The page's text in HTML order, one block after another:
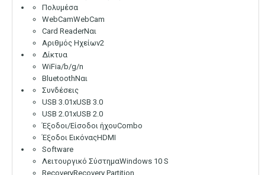
Πολυμέσα
WebCamWebCam
Card ReaderΝαι
Αριθμός Ηχείων2
Δίκτυα
WiFia/b/g/n
BluetoothΝαι
Συνδέσεις
USB 3.01xUSB 3.0
USB 2.01xUSB 2.0
Έξοδοι/Είσοδοι ήχουCombo
Έξοδοι ΕικόναςHDMI
Software
Λειτουργικό ΣύστημαWindows 10 S
RecoveryRecovery Partition